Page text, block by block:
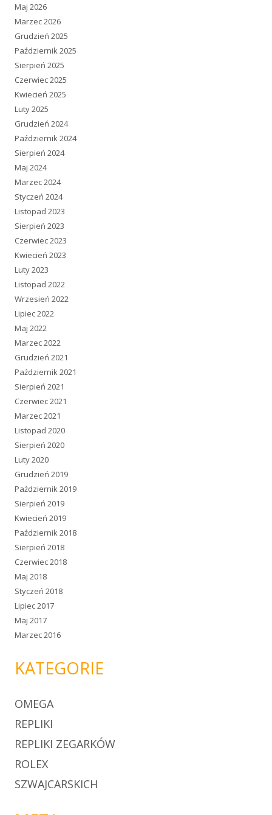
Maj 2026
Marzec 2026
Grudzień 2025
Październik 2025
Sierpień 2025
Czerwiec 2025
Kwiecień 2025
Luty 2025
Grudzień 2024
Październik 2024
Sierpień 2024
Maj 2024
Marzec 2024
Styczeń 2024
Listopad 2023
Sierpień 2023
Czerwiec 2023
Kwiecień 2023
Luty 2023
Listopad 2022
Wrzesień 2022
Lipiec 2022
Maj 2022
Marzec 2022
Grudzień 2021
Październik 2021
Sierpień 2021
Czerwiec 2021
Marzec 2021
Listopad 2020
Sierpień 2020
Luty 2020
Grudzień 2019
Październik 2019
Sierpień 2019
Kwiecień 2019
Październik 2018
Sierpień 2018
Czerwiec 2018
Maj 2018
Styczeń 2018
Lipiec 2017
Maj 2017
Marzec 2016
KATEGORIE
OMEGA
REPLIKI
REPLIKI ZEGARKÓW
ROLEX
SZWAJCARSKICH